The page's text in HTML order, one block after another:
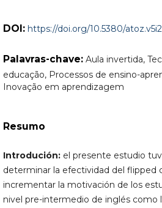
DOI: https://doi.org/10.5380/
Palavras-chave: Aula invertida,
educação, Processos de ensino-
Inovação em aprendizagem
Resumo
Introdución:el presente estudio
determinar la efectividad del flipped
incrementar la motivación de los
nivel pre-intermedio de inglés como